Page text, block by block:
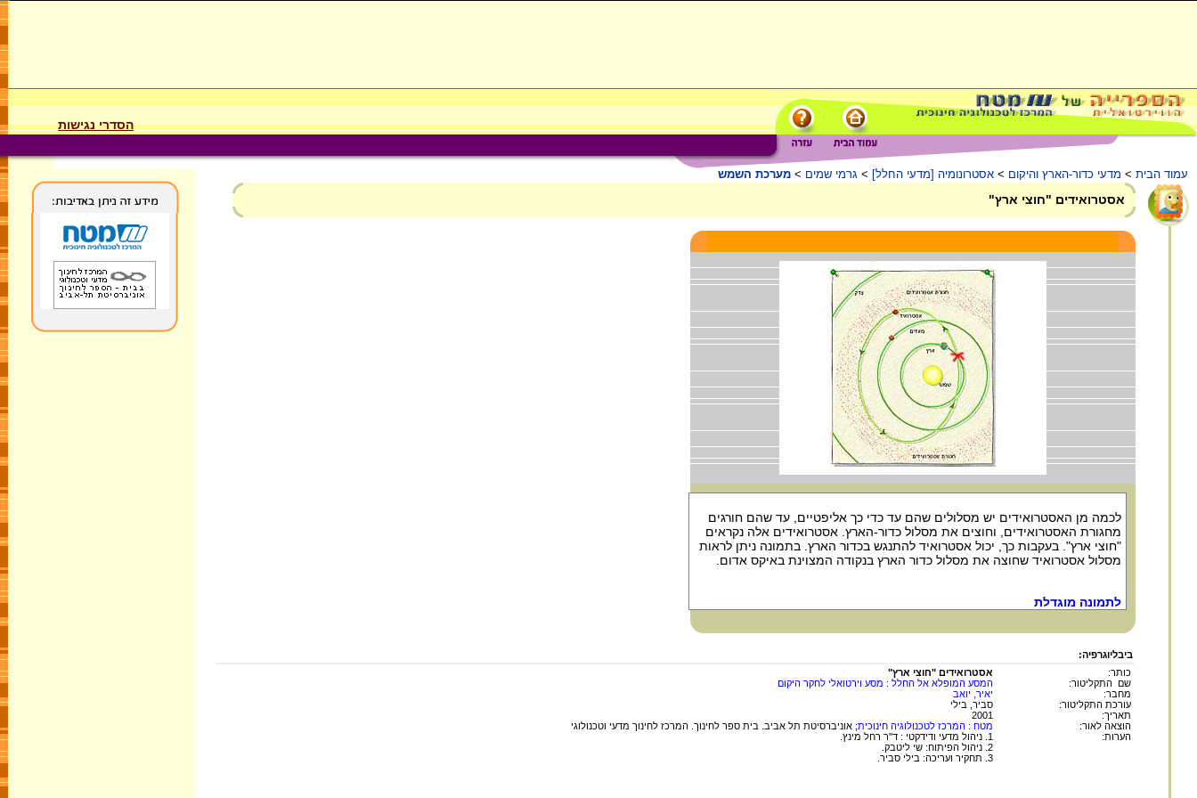
הסדרי נגישות
עמוד הבית > מדעי כדור-הארץ והיקום > אסטרונומיה [מדעי החלל] > גרמי שמים > מערכת השמש
אסטרואידים "חוצי ארץ"
לכמה מן האסטרואידים יש מסלולים שהם עד כדי כך אליפטיים, עד שהם חורגים
מחגורת האסטרואידים, וחוצים את מסלול כדור-הארץ. אסטרואידים אלה נקראים
"חוצי ארץ". בעקבות כך, יכול אסטרואיד להתנגש בכדור הארץ. בתמונה ניתן לראות
מסלול אסטרואיד שחוצה את מסלול כדור הארץ בנקודה המצוינת באיקס אדום.
לתמונה מוגדלת
ביבליוגרפיה:
כותר:
אסטרואידים "חוצי ארץ"
שם התקליטור:
המסע המופלא אל החלל : מסע וירטואלי לחקר היקום
מחבר:
יאיר, יואב
עורכת התקליטור:
סביר, בילי
תאריך:
2001
הוצאה לאור:
מטח : המרכז לטכנולוגיה חינוכית; אוניברסיטת תל אביב. בית ספר לחינוך. המרכז לחינוך מדעי וטכנולוגי
הערות:
1. ניהול מדעי ודידקטי : ד''ר רחל מינץ.
2. ניהול הפיתוח: שי ליטבק.
3. תחקיר ועריכה: בילי סביר.